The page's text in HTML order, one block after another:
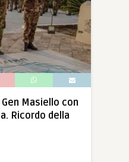
Gen Masiello con
Ricordo della